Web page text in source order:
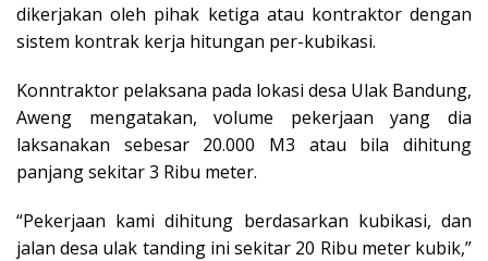
dikerjakan oleh pihak ketiga atau kontraktor dengan
sistem kontrak kerja hitungan per-kubikasi.
Konntraktor pelaksana pada lokasi desa Ulak Bandung,
Aweng mengatakan, volume pekerjaan yang dia
laksanakan sebesar 20.000 M3 atau bila dihitung
panjang sekitar 3 Ribu meter.
“Pekerjaan kami dihitung berdasarkan kubikasi, dan
jalan desa ulak tanding ini sekitar 20 Ribu meter kubik,”